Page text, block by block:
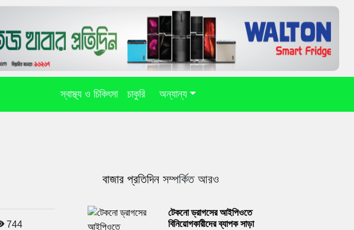
স্বাস্থ্য ও চিকিৎসা চাকুরি অন্যান্য
744
বাজার প্রতিদিনসম্পর্কিত আরও
টেকনো ড্রাগসের আইপিওতে
বিনিয়োগকারীদের ব্যাপক সাড়া